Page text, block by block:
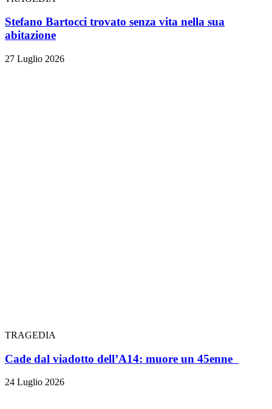
Stefano Bartocci trovato senza vita nella sua
abitazione
27 Luglio 2026
TRAGEDIA
Cade dal viadotto dell’A14: muore un 45enne
24 Luglio 2026